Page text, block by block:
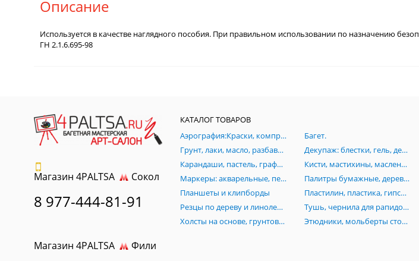
Описание
Используется в качестве наглядного пособия. При правильном использовании по назначению
ГН 2.1.6.695-98
Магазин 4PALTSA Сокол
8 977-444-81-91
Магазин 4PALTSA Фили
КАТАЛОГ ТОВАРОВ
Аэрография:Краски, компрессоры, аэрогрофы, комплектующие.
Багет.
Грунт, лаки, масло, разбавители, пасты, вспомагательные средства для живописи
Декупаж: блестки, гель, деревянные заготовки, лак, клей, маски, мозаика, платки
Карандаши, пастель, графика, растушевки, черчение, изографы, лайнеры, рапидографы, роллеры
Кисти, мастихины, масленки, стаканы
Маркеры: акварельные, перманентные, Promarker, нитро-основе, каллиграфические, текстовыделители
Палитры бумажные, деревянные, акриловые, пластиковые
Планшеты и клипборды
Пластилин, пластика, гипсовые изделия (бюсты, орнаменты, головы), манекены
Резцы по дереву и линолеуму, стеки
Тушь, чернила для рапидографов
Холсты на основе, грунтованный картон, холст на подрамниках, инструменты
Этюдники, мольберты столы, стулья